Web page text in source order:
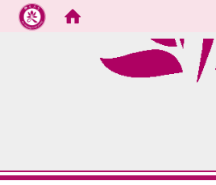
跳到主要內容